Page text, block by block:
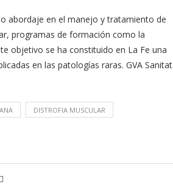
abordaje en el manejo y tratamiento de
programas de formación como la
objetivo se ha constituido en La Fe una
en las patologías raras. GVA Sanitat
DISTROFIA MUSCULAR